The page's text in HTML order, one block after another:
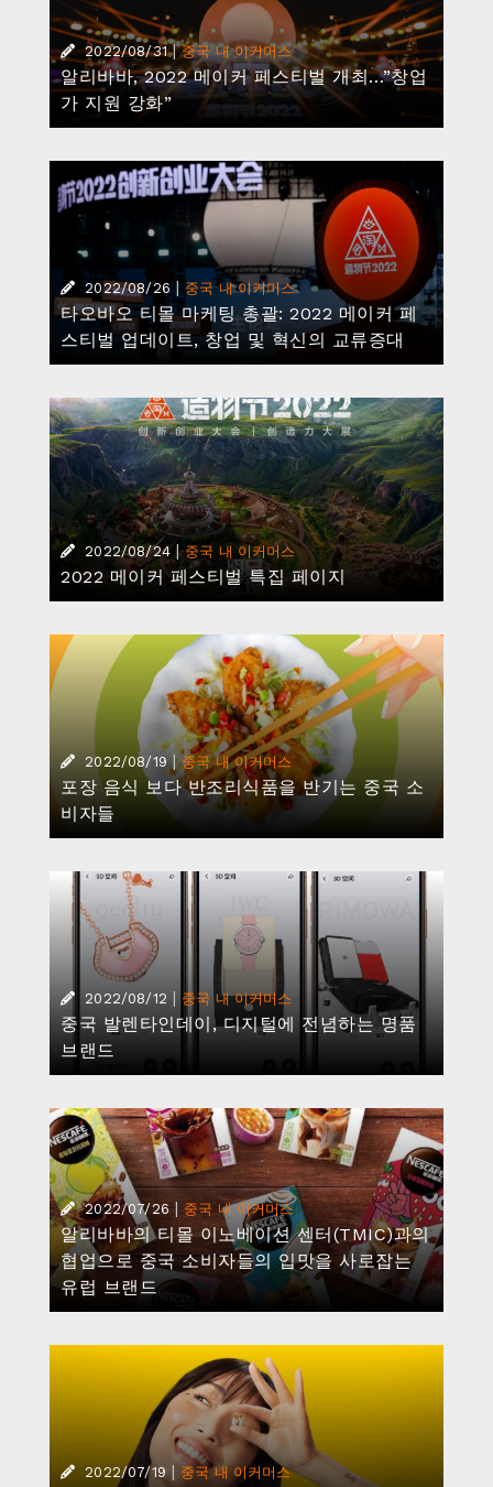
2022/08/31 | 중국 내 이커머스
알리바바, 2022 메이커 페스티벌 개최…”창업
가 지원 강화”
2022/08/26 | 중국 내 이커머스
타오바오 티몰 마케팅 총괄: 2022 메이커 페
스티벌 업데이트, 창업 및 혁신의 교류증대
2022/08/24 | 중국 내 이커머스
2022 메이커 페스티벌 특집 페이지
2022/08/19 | 중국 내 이커머스
포장 음식 보다 반조리식품을 반기는 중국 소
비자들
2022/08/12 중국 내 이커머스
중국 발렌타인데이, 디지털에 전념하는 명품
브랜드
2022/07/26 중국 내 이커머스
알리바바의 티몰 이노베이션 센터(TMIC)과의
협업으로 중국 소비자들의 입맛을 사로잡는
유럽 브랜드
2022/07/19 중국 내 이커머스